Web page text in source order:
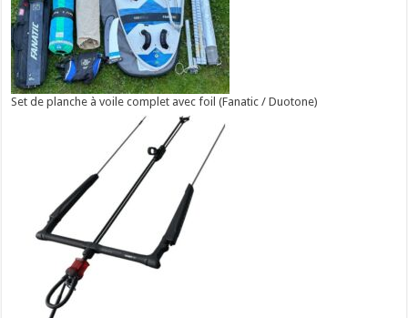
Set de planche à voile complet avec foil (Fanatic / Duotone)